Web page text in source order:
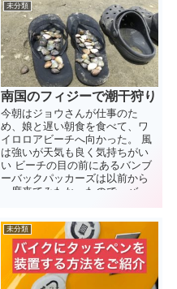
れます。
未分類
南国のフィジーで潮干狩り
今朝はジョウさんが仕事のた
め、娘と遅い朝食を食べて、ワ
イロロアビーチへ向かった。 風
は強いが天気も良く気持ちがい
い ビーチの目の前にあるバンブ
ーバックパッカーズは以前から
一度来てみたかったので、バー
未分類